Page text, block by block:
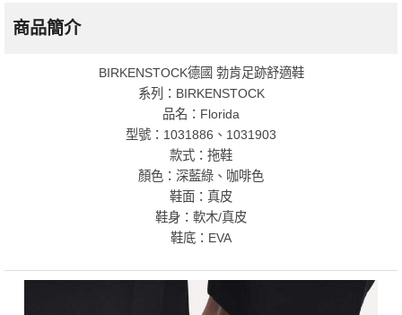
商品簡介
BIRKENSTOCK德國 勃肯足跡舒適鞋
系列：BIRKENSTOCK
品名：Florida
型號：1031886、1031903
款式：拖鞋
顏色：深藍綠、咖啡色
鞋面：真皮
鞋身：軟木/真皮
鞋底：EVA